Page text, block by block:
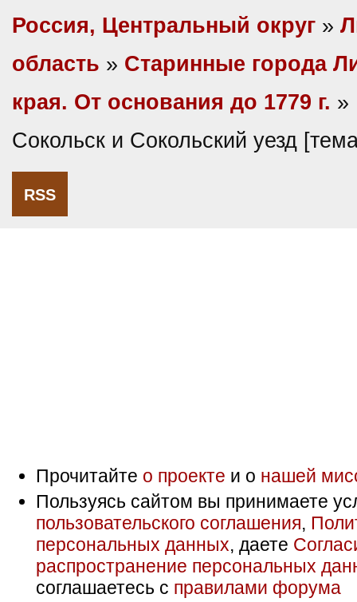
Россия, Центральный округ »
область » Старинные города
края. От основания до 1779 г. »
Сокольск и Сокольский уезд
RSS
Прочитайте о проекте и о нашей
Пользуясь сайтом вы принимаете
пользовательского соглашения,
персональных данных, даете
распространение персональных
соглашаетесь с правилами форума